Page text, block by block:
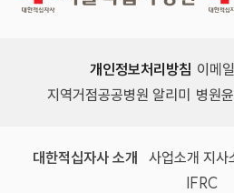
개인정보처리방침 이메
지역거점공공병원 알리미
병원
대한적십자사 소개 사업소개 지사
IFRC